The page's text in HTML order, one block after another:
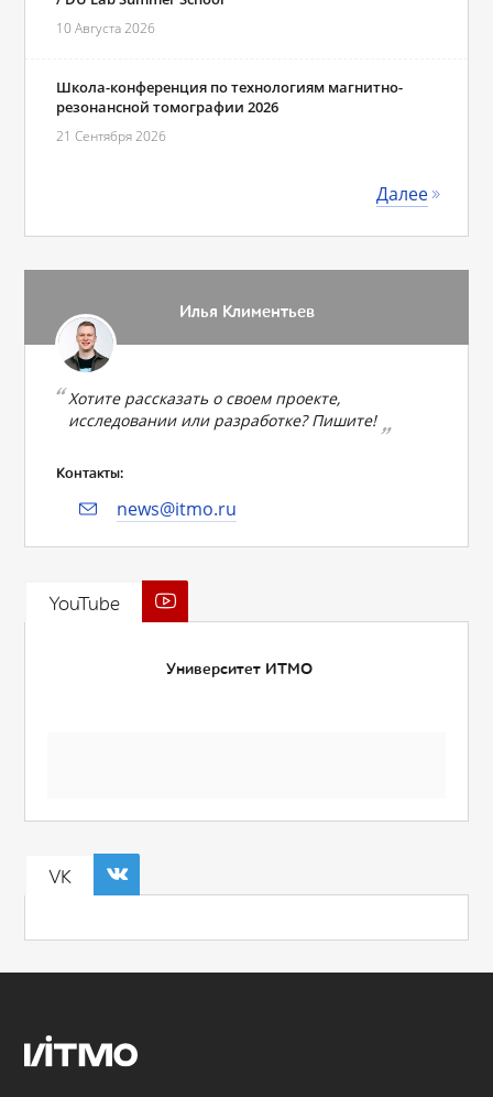
10 Августа 2026
Школа-конференция по технологиям магнитно-
резонансной томографии 2026
21 Сентября 2026
Далее
Илья Климентьев
Хотите рассказать о своем проекте,
исследовании или разработке? Пишите!
Контакты:
news@itmo.ru
YouTube
Университет ИТМО
VK